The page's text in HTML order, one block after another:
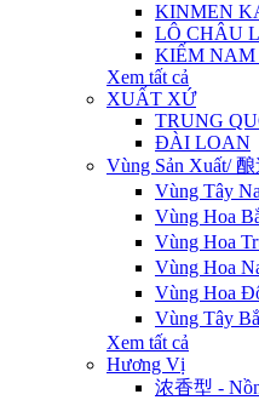
KINMEN
LÔ CHÂU
KIẾM NAM
Xem tất cả
XUẤT XỨ
TRUNG
ĐÀI LOAN
Vùng Sản Xuất/
Vùng Tây
Vùng Hoa
Vùng Hoa
Vùng Hoa
Vùng Hoa
Vùng Tây
Xem tất cả
Hương Vị
浓香型 -